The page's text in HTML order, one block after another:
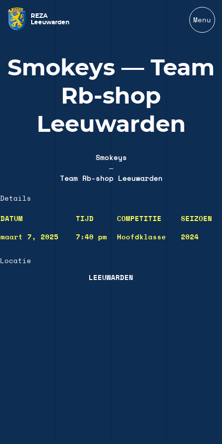
REZA
Leeuwarden
Menu
Smokeys — Team
Rb-shop
Leeuwarden
Smokeys
—
Team Rb-shop Leeuwarden
Details
DATUM TIJD COMPETITIE SEIZOEN
maart 7, 2025 7:40 pm Hoofdklasse 2024
Locatie
LEEUWARDEN